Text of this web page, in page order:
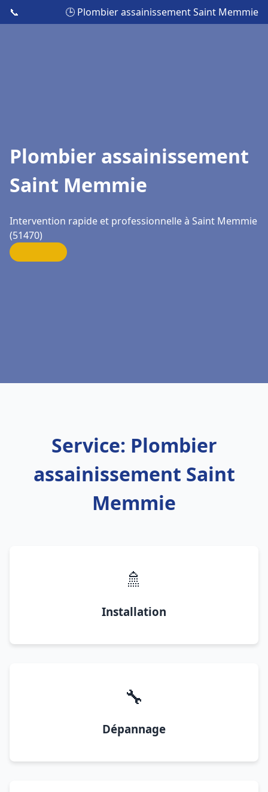
📞 🕒 Plombier assainissement Saint Memmie
Plombier assainissement
Saint Memmie
Intervention rapide et professionnelle à Saint Memmie
(51470)
Service: Plombier
assainissement Saint
Memmie
🚿
Installation
🔧
Dépannage